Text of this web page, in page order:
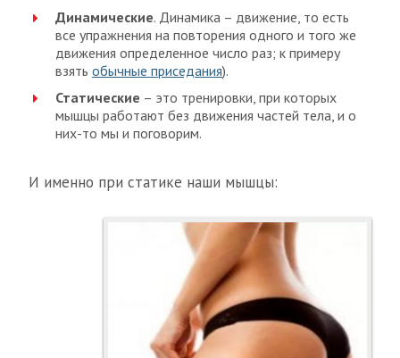
Динамические. Динамика – движение, то есть
все упражнения на повторения одного и того же
движения определенное число раз; к примеру
взять обычные приседания).
Статические – это тренировки, при которых
мышцы работают без движения частей тела, и о
них-то мы и поговорим.
И именно при статике наши мышцы: